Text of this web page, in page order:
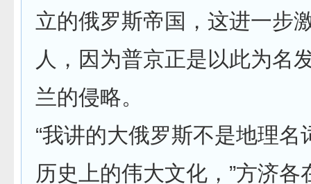
立的俄罗斯帝国，这进一步
人，因为普京正是以此为名
兰的侵略。
“我讲的大俄罗斯不是地理名
历史上的伟大文化，”方济各